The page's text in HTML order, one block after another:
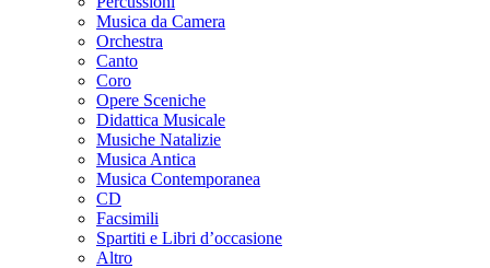
Musica da Camera
Orchestra
Canto
Coro
Opere Sceniche
Didattica Musicale
Musiche Natalizie
Musica Antica
Musica Contemporanea
CD
Facsimili
Spartiti e Libri d’occasione
Altro